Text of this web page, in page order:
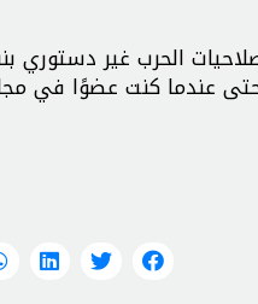
الحرب غير دستوري
«حتى عندما كنت عضوًا في